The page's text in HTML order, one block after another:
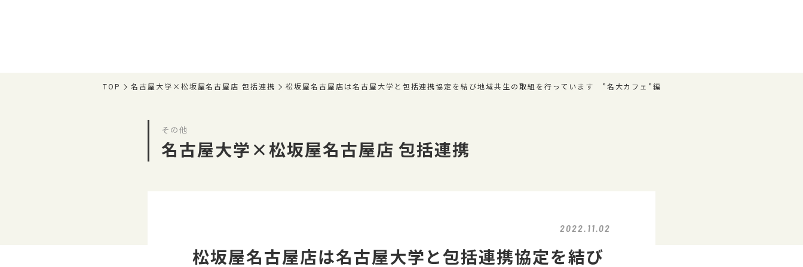
TOP 名古屋大学×松坂屋名古屋店 包括連携 松坂屋名古屋店は名古屋大学と包括連携協定を結び地域共生の取組を行っています ”名大カフェ”編
その他
名古屋大学×松坂屋名古屋店 包括連携
2022.11.02
松坂屋名古屋店は名古屋大学と包括連携協定を結び